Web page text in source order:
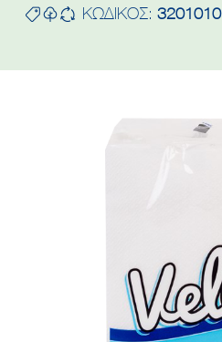
ΚΩΔΙΚΟΣ: 3201010